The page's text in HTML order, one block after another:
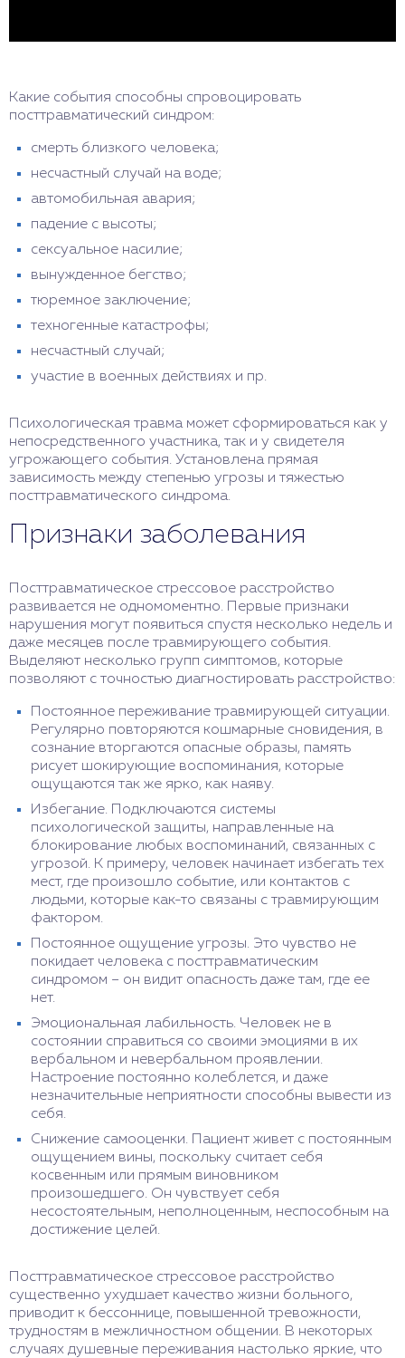
Какие события способны спровоцировать
посттравматический синдром:
смерть близкого человека;
несчастный случай на воде;
автомобильная авария;
падение с высоты;
сексуальное насилие;
вынужденное бегство;
тюремное заключение;
техногенные катастрофы;
несчастный случай;
участие в военных действиях и пр.
Психологическая травма может сформироваться как у
непосредственного участника, так и у свидетеля
угрожающего события. Установлена прямая
зависимость между степенью угрозы и тяжестью
посттравматического синдрома.
Признаки заболевания
Посттравматическое стрессовое расстройство
развивается не одномоментно. Первые признаки
нарушения могут появиться спустя несколько недель и
даже месяцев после травмирующего события.
Выделяют несколько групп симптомов, которые
позволяют с точностью диагностировать расстройство:
Постоянное переживание травмирующей ситуации.
Регулярно повторяются кошмарные сновидения, в
сознание вторгаются опасные образы, память
рисует шокирующие воспоминания, которые
ощущаются так же ярко, как наяву.
Избегание. Подключаются системы
психологической защиты, направленные на
блокирование любых воспоминаний, связанных с
угрозой. К примеру, человек начинает избегать тех
мест, где произошло событие, или контактов с
людьми, которые как-то связаны с травмирующим
фактором.
Постоянное ощущение угрозы. Это чувство не
покидает человека с посттравматическим
синдромом – он видит опасность даже там, где ее
нет.
Эмоциональная лабильность. Человек не в
состоянии справиться со своими эмоциями в их
вербальном и невербальном проявлении.
Настроение постоянно колеблется, и даже
незначительные неприятности способны вывести из
себя.
Снижение самооценки. Пациент живет с постоянным
ощущением вины, поскольку считает себя
косвенным или прямым виновником
произошедшего. Он чувствует себя
несостоятельным, неполноценным, неспособным на
достижение целей.
Посттравматическое стрессовое расстройство
существенно ухудшает качество жизни больного,
приводит к бессоннице, повышенной тревожности,
трудностям в межличностном общении. В некоторых
случаях душевные переживания настолько яркие, что